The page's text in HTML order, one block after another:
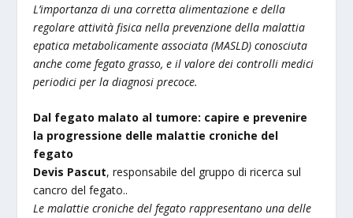
L’importanza di una corretta alimentazione e della
regolare attività fisica nella prevenzione della malattia
epatica metabolicamente associata (MASLD) conosciuta
anche come fegato grasso, e il valore dei controlli medici
periodici per la diagnosi precoce.
Dal fegato malato al tumore: capire e prevenire
la progressione delle malattie croniche del
fegato
Devis Pascut, responsabile del gruppo di ricerca sul
cancro del fegato..
Le malattie croniche del fegato rappresentano una delle